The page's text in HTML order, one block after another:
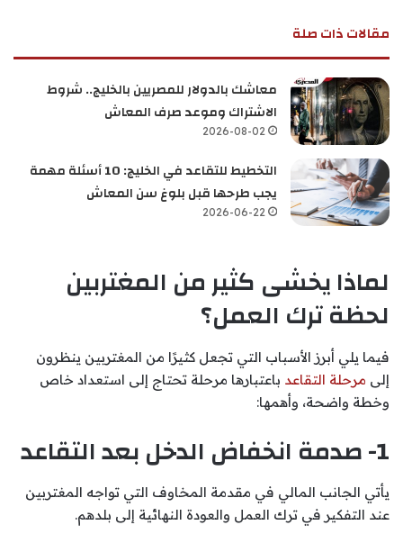
مقالات ذات صلة
معاشك بالدولار للمصريين بالخليج.. شروط
الاشتراك وموعد صرف المعاش
2026-08-02
التخطيط للتقاعد في الخليج: 10 أسئلة مهمة
يجب طرحها قبل بلوغ سن المعاش
2026-06-22
لماذا يخشى كثير من المغتربين
لحظة ترك العمل؟
فيما يلي أبرز الأسباب التي تجعل كثيرًا من المغتربين ينظرون
إلى مرحلة التقاعد باعتبارها مرحلة تحتاج إلى استعداد خاص
وخطة واضحة، وأهمها:
1- صدمة انخفاض الدخل بعد التقاعد
يأتي الجانب المالي في مقدمة المخاوف التي تواجه المغتربين
عند التفكير في ترك العمل والعودة النهائية إلى بلدهم.